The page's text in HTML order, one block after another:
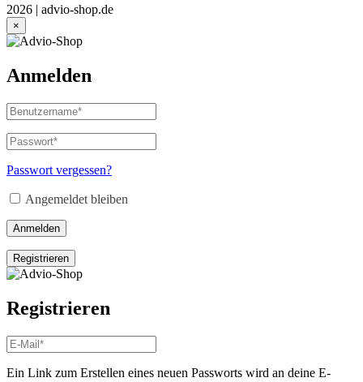
2026 | advio-shop.de
×
Anmelden
Benutzername
oder
E-
Mail-
Adresse*
Passwort*
Erforderlich
Passwort vergessen?
Angemeldet bleiben
Anmelden
Registrieren
Registrieren
E-
Mail-
Adresse*
Ein Link zum Erstellen eines neuen Passworts wird an deine E-